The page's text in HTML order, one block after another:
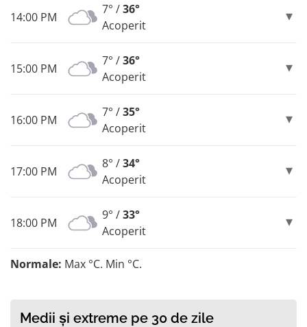
14:00 PM
7° /36°
Acoperit
15:00 PM
7° /36°
Acoperit
16:00 PM
7° /35°
Acoperit
17:00 PM
8° /34°
Acoperit
18:00 PM
9° /33°
Acoperit
Normale: Max °C. Min °C.
Medii și extreme pe 30 de zile